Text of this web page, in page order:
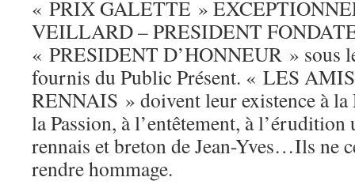
« PRIX GALETTE »
VEILLARD – PRESIDENT
« PRESIDENT D’HONNEUR » sous
fournis du Public Présent. « LES
RENNAIS » doivent leur existence à
la Passion, à l’entêtement, à l’érudition
rennais et breton de Jean-Yves…Ils ne
rendre hommage.